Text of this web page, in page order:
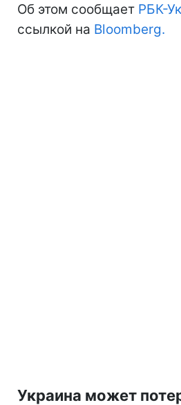
Об этом сообщает РБК-
ссылкой на Bloomberg.
Украина может